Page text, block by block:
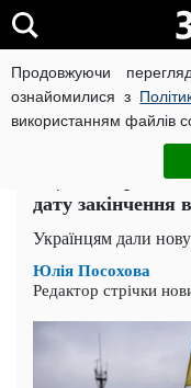
Продовжуючи
ознайомилися з
використанням файлів
ВІЙНА РОСІЇ
"Ці дні
дату закінчення
Українцям дали
Юлія Посохова
Редактор стрічки